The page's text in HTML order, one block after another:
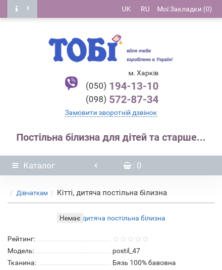
RU
UK Мої Закладки (0)
м. Харків
(050) 194-13-10
(098) 572-87-34
Замовити зворотній дзвінок
Постільна білизна для дітей та старше...
Каталог : 0
Дівчаткам Кітті, дитяча постільна білизна
Немає
Рейтинг:
Модель:
postil_47
Тканина:
Бязь 100% бавовна